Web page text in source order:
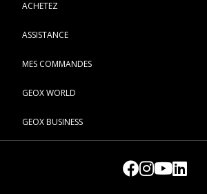
ACHETEZ
ASSISTANCE
MES COMMANDES
GEOX WORLD
GEOX BUSINESS